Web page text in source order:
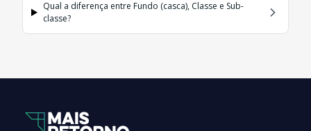
Qual a diferença entre Fundo (casca), Classe e Sub-
classe?